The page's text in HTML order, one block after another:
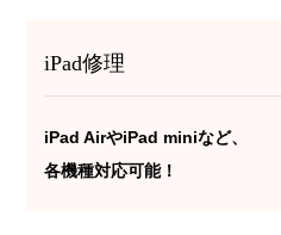
iPad修理
iPad AirやiPad miniなど、
各機種対応可能！